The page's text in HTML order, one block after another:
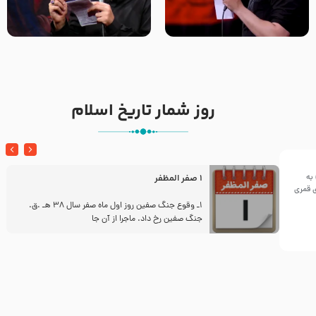
تک ، عبّاس، صاحب دل‌هاست –
حاج حنیف طاهری – عزاداری شب
من غلام نوکراتم من عاشق
کربلاتم – شور زمینه – شب هفتم
سال ۱۴۴۲هجری قمری
روز شمار تاریخ اسلام
1 صفر المظفر
1ـ وقوع جنگ صفین روز اول ماه صفر سال 38 هـ .ق.
جنگ صفین رخ داد. ماجرا از آن جا